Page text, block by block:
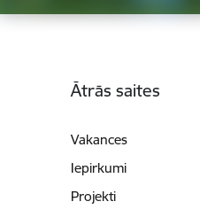
Ātrās saites
Vakances
Iepirkumi
Projekti